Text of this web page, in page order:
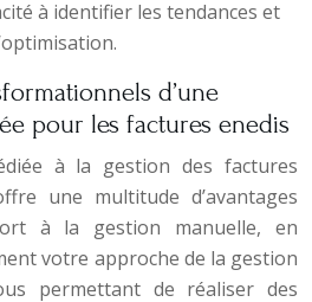
à identifier les tendances et
d’une
pour les factures enedis
à la gestion des factures
une multitude d’avantages
à la gestion manuelle, en
votre approche de la gestion
permettant de réaliser des